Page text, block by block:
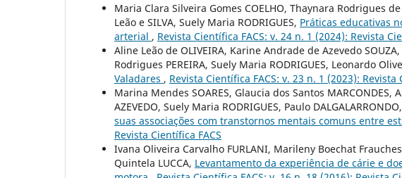
Maria Clara Silveira Gomes COELHO, Thaynara Rodrigues
Leão e SILVA, Suely Maria RODRIGUES, Práticas educativas
arterial , Revista Científica FACS: v. 24 n. 1 (2024): Revista
Aline Leão de OLIVEIRA, Karine Andrade de Azevedo
Rodrigues PEREIRA, Suely Maria RODRIGUES, Leonardo
Valadares , Revista Científica FACS: v. 23 n. 1 (2023): Revista
Marina Mendes SOARES, Glaucia dos Santos
AZEVEDO, Suely Maria RODRIGUES, Paulo DALGALARRONDO,
suas associações com transtornos mentais comuns entre
Revista Científica FACS
Ivana Oliveira Carvalho FURLANI, Marileny Boechat
Quintela LUCCA, Levantamento da experiência de cárie e